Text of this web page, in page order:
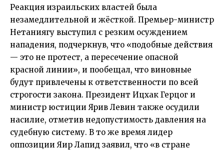
Реакция израильских властей была
незамедлительной и жёсткой. Премьер-министр
Нетаниягу выступил с резким осуждением
нападения, подчеркнув, что «подобные действия
— это не протест, а пересечение опасной
красной линии», и пообещал, что виновные
будут привлечены к ответственности по всей
строгости закона. Президент Ицхак Герцог и
министр юстиции Ярив Левин также осудили
насилие, отметив недопустимость давления на
судебную систему. В то же время лидер
оппозиции Яир Лапид заявил, что «в стране